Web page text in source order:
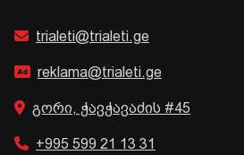
trialeti@trialeti.ge
reklama@trialeti.ge
გორი, ჭავჭავაძის #45
+995 599 21 13 31